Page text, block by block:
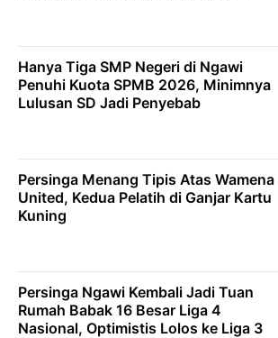
Hanya Tiga SMP Negeri di Ngawi
Penuhi Kuota SPMB 2026, Minimnya
Lulusan SD Jadi Penyebab
Persinga Menang Tipis Atas Wamena
United, Kedua Pelatih di Ganjar Kartu
Kuning
Persinga Ngawi Kembali Jadi Tuan
Rumah Babak 16 Besar Liga 4
Nasional, Optimistis Lolos ke Liga 3